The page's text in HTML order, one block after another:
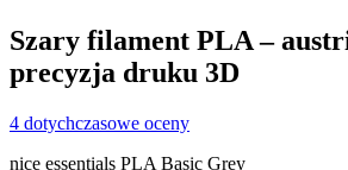
Szary filament PLA –
precyzja druku 3D
4 dotychczasowe oceny
nice essentials PLA Basic Grey